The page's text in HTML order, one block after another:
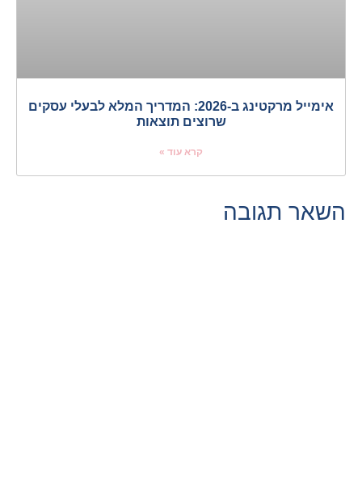
אימייל מרקטינג ב-2026: המדריך המלא לבעלי עסקים
שרוצים תוצאות
קרא עוד »
השאר תגובה